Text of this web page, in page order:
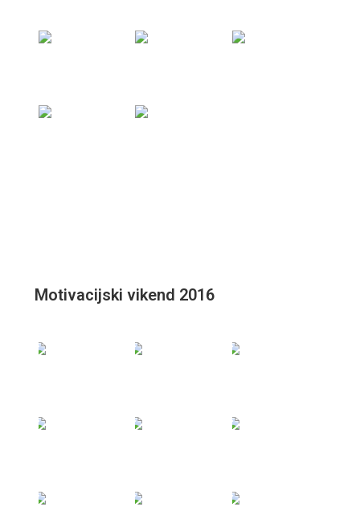
Motivacijski vikend 2016